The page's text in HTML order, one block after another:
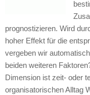
prognostizieren. Wird
hoher Effekt für die
vergeben wir
beiden weiteren
Dimension ist zeit- oder
organisatorischen Alltag